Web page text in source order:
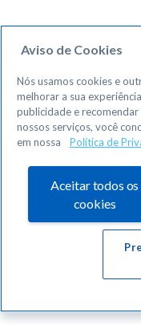
Aviso de Cookies
Nós usamos cookies e
melhorar a sua
publicidade e
nossos serviços, você
em nossa
Política de
Aceitar todos os
cookies